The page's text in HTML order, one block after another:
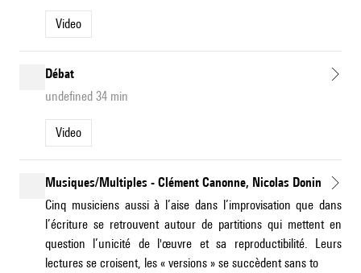
Video
Débat
undefined 34 min
Video
Musiques/Multiples - Clément Canonne, Nicolas Donin
Cinq musiciens aussi à l’aise dans l’improvisation que dans
l’écriture se retrouvent autour de partitions qui mettent en
question l’unicité de l'œuvre et sa reproductibilité. Leurs
lectures se croisent, les « versions » se succèdent sans to